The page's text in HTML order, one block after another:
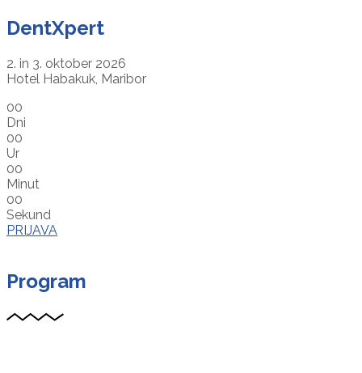
DentXpert
2. in 3. oktober 2026
Hotel Habakuk, Maribor
00
Dni
00
Ur
00
Minut
00
Sekund
PRIJAVA
Program